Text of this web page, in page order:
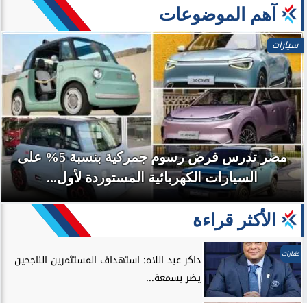
آهم الموضوعات
رياضة
محمد صلاح يدرّ أرباحًا ضخمة لطرابزون سبور خلال 3
أيام فقط
الأكثر قراءة
عقارات
داكر عبد اللاه: استهداف المستثمرين الناجحين
يضر بسمعة...